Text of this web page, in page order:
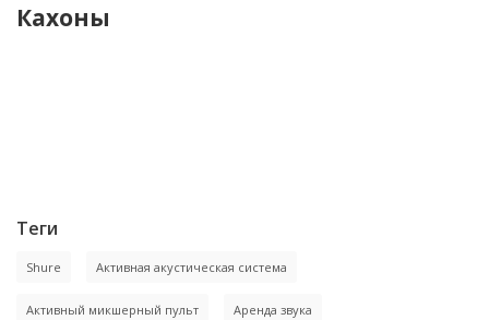
Кахоны
Теги
Shure Активная акустическая система
Активный микшерный пульт Аренда звука